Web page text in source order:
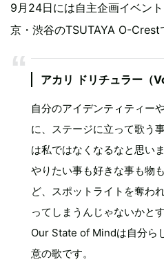
9月24日には自主企画イベン
京・渋谷のTSUTAYA O-Crest
アカリ ドリチュラー（
自分のアイデンティティー
に、ステージに立って歌う
は私ではなくなるなと思いま
やりたい事も好きな事も物
ど、スポットライトを奪わ
ってしまうんじゃないかと
Our State of Mindは自分ら
意の歌です。